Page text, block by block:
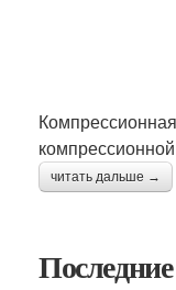
читать дальше →